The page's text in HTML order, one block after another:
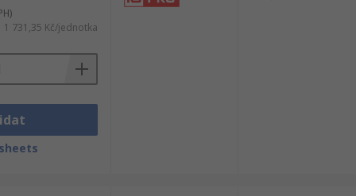
1 731,35 Kč/jednotka